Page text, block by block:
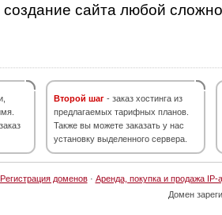
сайта любой
Второй шаг - заказ хостинга из
предлагаемых тарифных планов.
Также вы можете заказать у нас
установку выделенного сервера.
Регистрация доменов· Аренда, покупка и продажа IP-
Домен